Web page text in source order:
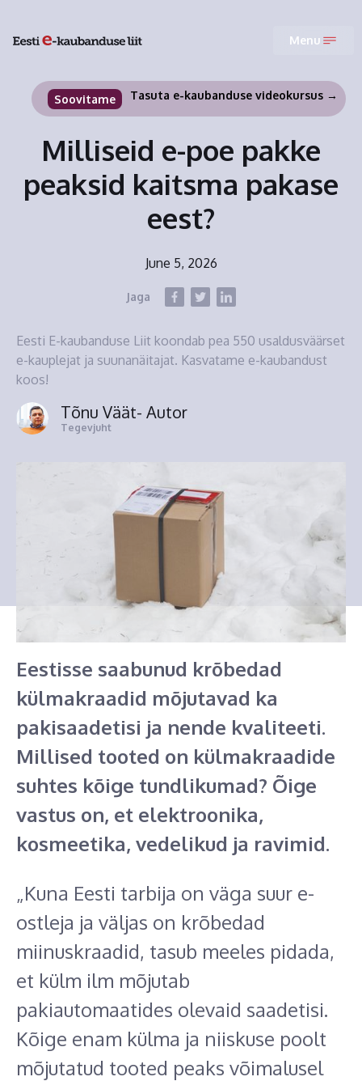
Menu
Soovitame Tasuta e-kaubanduse videokursus →
Milliseid e-poe pakke
peaksid kaitsma pakase
eest?
June 5, 2026
Jaga
Eesti E-kaubanduse Liit koondab pea 550 usaldusväärset
e-kauplejat ja suunanäitajat. Kasvatame e-kaubandust
koos!
Tõnu Väät- Autor
Tegevjuht
Eestisse saabunud krõbedad
külmakraadid mõjutavad ka
pakisaadetisi ja nende kvaliteeti.
Millised tooted on külmakraadide
suhtes kõige tundlikumad? Õige
vastus on, et elektroonika,
kosmeetika, vedelikud ja ravimid.
„Kuna Eesti tarbija on väga suur e-
ostleja ja väljas on krõbedad
miinuskraadid, tasub meeles pidada,
et külm ilm mõjutab
pakiautomaatides olevaid saadetisi.
Kõige enam külma ja niiskuse poolt
mõjutatud tooted peaks võimalusel